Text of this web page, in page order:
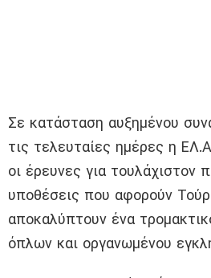
Σε κατάσταση αυξημένου
τις τελευταίες ημέρες η
οι έρευνες για τουλάχιστον
υποθέσεις που αφορούν
αποκαλύπτουν ένα
όπλων και οργανωμένου